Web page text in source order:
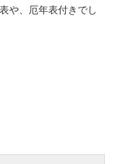
や、厄年表付きでし